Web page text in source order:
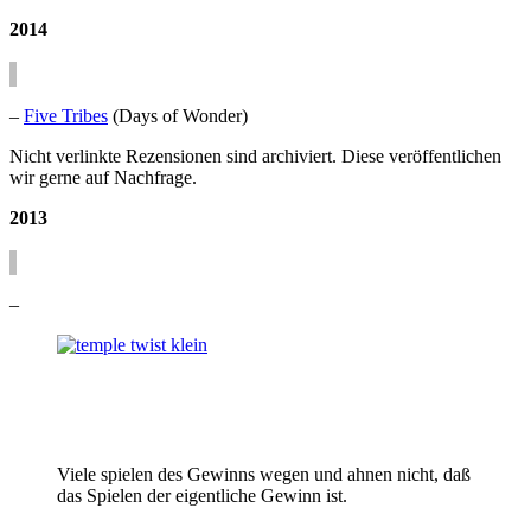
2014
– Five Tribes (Days of Wonder)
Nicht verlinkte Rezensionen sind archiviert. Diese veröffentlichen
wir gerne auf Nachfrage.
2013
–
Viele spielen des Gewinns wegen und ahnen nicht, daß
das Spielen der eigentliche Gewinn ist.